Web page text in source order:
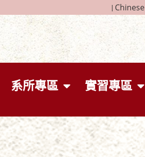
| Chinese
系所專區 實習專區